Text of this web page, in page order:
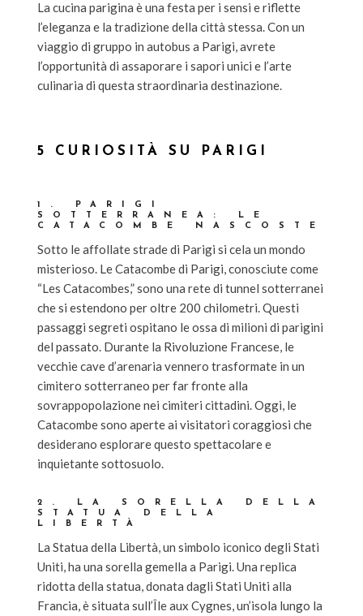
La cucina parigina è una festa per i sensi e riflette
l’eleganza e la tradizione della città stessa. Con un
viaggio di gruppo in autobus a Parigi, avrete
l’opportunità di assaporare i sapori unici e l’arte
culinaria di questa straordinaria destinazione.
5 CURIOSITÀ SU PARIGI
1. PARIGI
SOTTERRANEA: LE
CATACOMBE NASCOSTE
Sotto le affollate strade di Parigi si cela un mondo
misterioso. Le Catacombe di Parigi, conosciute come
“Les Catacombes,” sono una rete di tunnel sotterranei
che si estendono per oltre 200 chilometri. Questi
passaggi segreti ospitano le ossa di milioni di parigini
del passato. Durante la Rivoluzione Francese, le
vecchie cave d’arenaria vennero trasformate in un
cimitero sotterraneo per far fronte alla
sovrappopolazione nei cimiteri cittadini. Oggi, le
Catacombe sono aperte ai visitatori coraggiosi che
desiderano esplorare questo spettacolare e
inquietante sottosuolo.
2. LA SORELLA DELLA
STATUA DELLA
LIBERTÀ
La Statua della Libertà, un simbolo iconico degli Stati
Uniti, ha una sorella gemella a Parigi. Una replica
ridotta della statua, donata dagli Stati Uniti alla
Francia, è situata sull’Île aux Cygnes, un’isola lungo la